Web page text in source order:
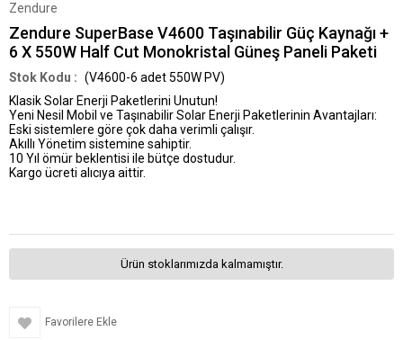
Zendure
Zendure SuperBase V4600 Taşınabilir Güç Kaynağı +
6 X 550W Half Cut Monokristal Güneş Paneli Paketi
(V4600-6 adet 550W PV)
Klasik Solar Enerji Paketlerini Unutun!
Yeni Nesil Mobil ve Taşınabilir Solar Enerji Paketlerinin Avantajları:
Eski sistemlere göre çok daha verimli çalışır.
Akıllı Yönetim sistemine sahiptir.
10 Yıl ömür beklentisi ile bütçe dostudur.
Kargo ücreti alıcıya aittir.
Ürün stoklarımızda kalmamıştır.
Favorilere Ekle